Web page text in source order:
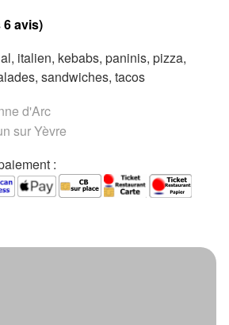
6 avis)
italien, kebabs, paninis, pizza,
sandwiches, tacos
d'Arc
sur Yèvre
: